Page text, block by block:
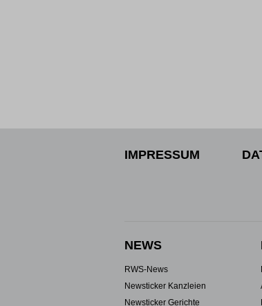
IMPRESSUM
NEWS
RWS-News
Newsticker Kanzleien
Newsticker Gerichte